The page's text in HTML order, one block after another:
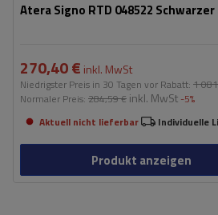
Atera Signo RTD 048522
270,40 € inkl. MwSt
Niedrigster Preis in 30 Tagen vor Rabatt: 1
Normaler Preis: 284,59 € inkl. MwSt -5%
Aktuell nicht lieferbar
Individuelle
Produkt anzeigen